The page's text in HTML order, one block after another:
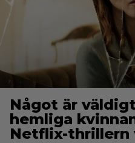
Något är
hemliga
Netflix-thrillern